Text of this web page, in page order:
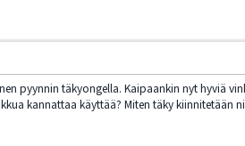
pyynnin täkyongella. Kaipaankin nyt hyviä
kannattaa käyttää? Miten täky kiinnitetään